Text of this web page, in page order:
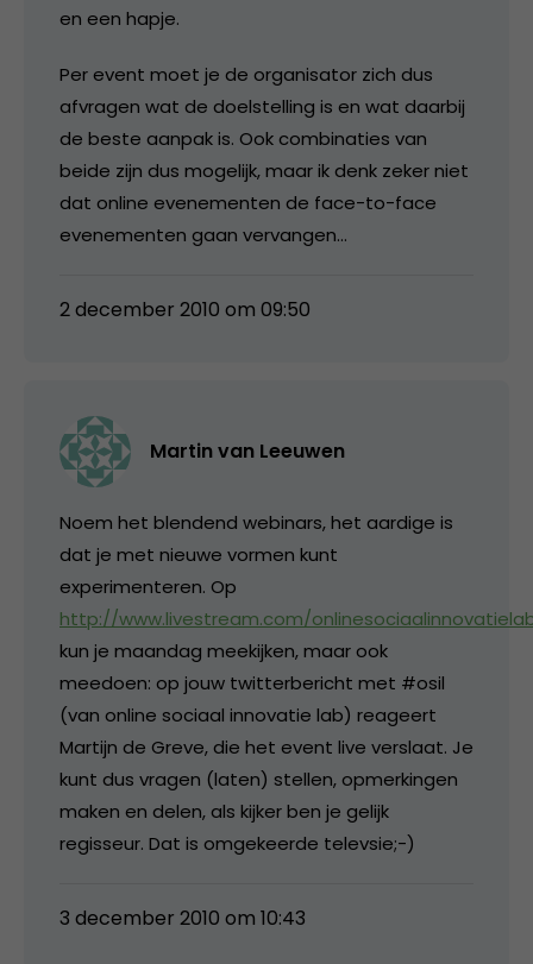
en een hapje.
Per event moet je de organisator zich dus
afvragen wat de doelstelling is en wat daarbij
de beste aanpak is. Ook combinaties van
beide zijn dus mogelijk, maar ik denk zeker niet
dat online evenementen de face-to-face
evenementen gaan vervangen…
2 december 2010 om 09:50
Martin van Leeuwen
Noem het blendend webinars, het aardige is
dat je met nieuwe vormen kunt
experimenteren. Op
http://www.livestream.com/
kun je maandag meekijken, maar ook
meedoen: op jouw twitterbericht met #osil
(van online sociaal innovatie lab) reageert
Martijn de Greve, die het event live verslaat. Je
kunt dus vragen (laten) stellen, opmerkingen
maken en delen, als kijker ben je gelijk
regisseur. Dat is omgekeerde televsie;-)
3 december 2010 om 10:43